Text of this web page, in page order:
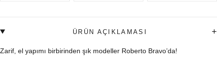
ÜRÜN AÇIKLAMASI +
Zarif, el yapımı birbirinden şık modeller Roberto Bravo’da!